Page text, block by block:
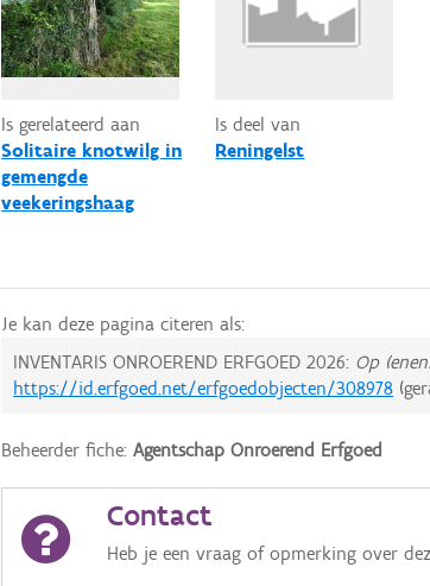
Is gerelateerd aan
Solitaire knotwilg in
gemengde
veekeringshaag
Is deel van
Reningelst
Je kan deze pagina citeren als:
INVENTARIS ONROEREND ERFGOED 2026: Op
https://id.erfgoed.net/erfgoedobjecten/308978
Beheerder fiche:Agentschap Onroerend Erfgoed
Contact
Heb je een vraag of opmerking over